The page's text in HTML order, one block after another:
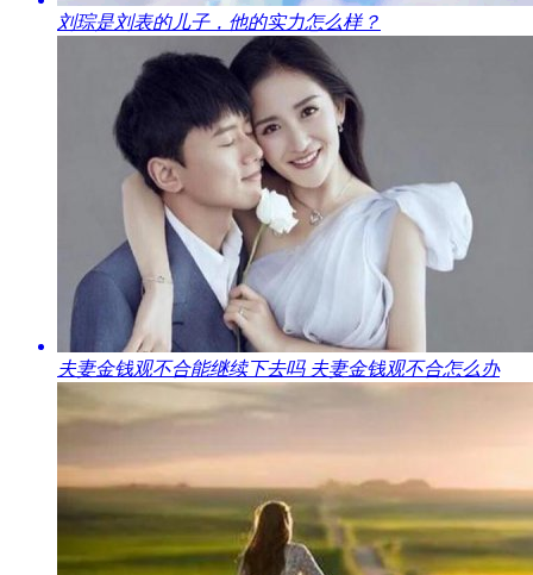
​刘琮是刘表的儿子，他的实力怎么样？
​夫妻金钱观不合能继续下去吗 夫妻金钱观不合怎么办